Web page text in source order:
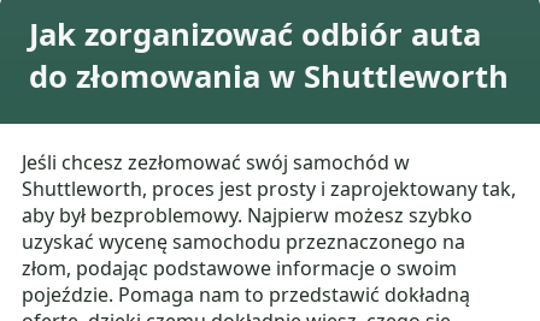
Jak zorganizować odbiór auta
do złomowania w Shuttleworth
Jeśli chcesz zezłomować swój samochód w
Shuttleworth, proces jest prosty i zaprojektowany tak,
aby był bezproblemowy. Najpierw możesz szybko
uzyskać wycenę samochodu przeznaczonego na
złom, podając podstawowe informacje o swoim
pojeździe. Pomaga nam to przedstawić dokładną